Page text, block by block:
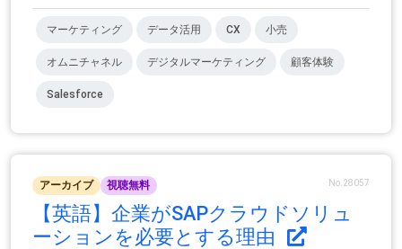
マーケティング データ活用 CX 小売
オムニチャネル デジタルマーケティング 顧客体験
Salesforce
アーカイブ 視聴無料 No.28057
【英語】企業がSAPクラウドソリュ
ーションを必要とする理由